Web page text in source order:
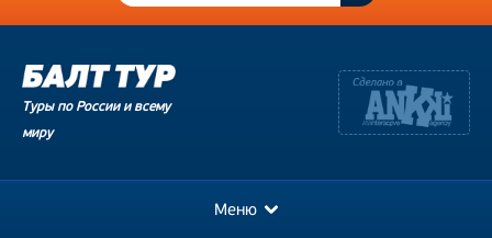
Туры по России и всему
миру
Меню